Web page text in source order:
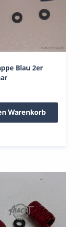
Blau 2er
Warenkorb